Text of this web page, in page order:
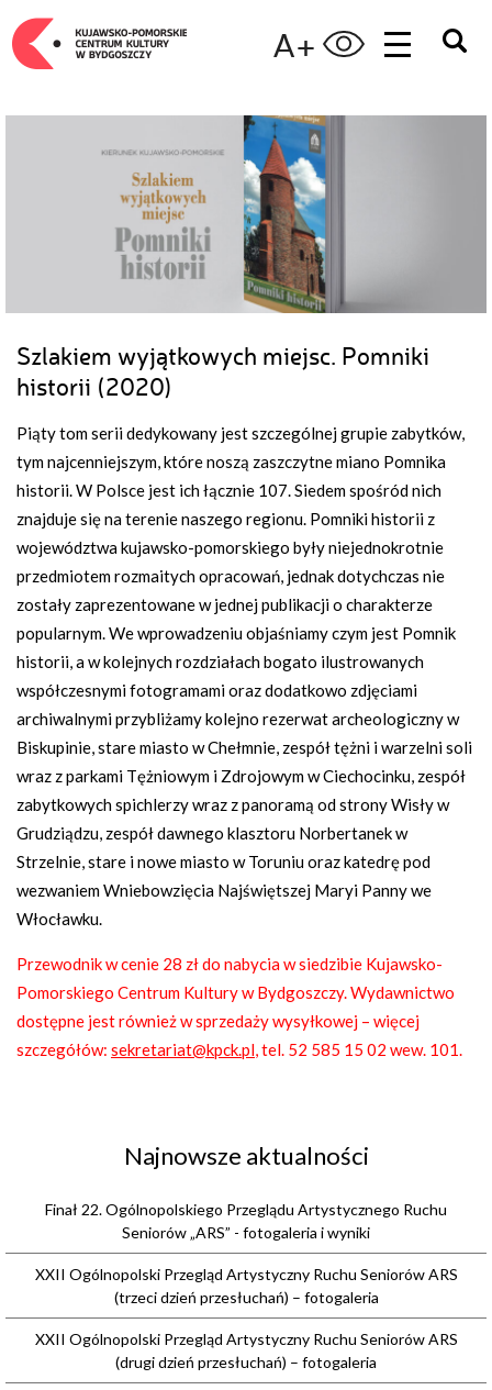
A+
Szlakiem wyjątkowych miejsc. Pomniki
historii (2020)
Piąty tom serii dedykowany jest szczególnej grupie zabytków,
tym najcenniejszym, które noszą zaszczytne miano Pomnika
historii. W Polsce jest ich łącznie 107. Siedem spośród nich
znajduje się na terenie naszego regionu. Pomniki historii z
województwa kujawsko-pomorskiego były niejednokrotnie
przedmiotem rozmaitych opracowań, jednak dotychczas nie
zostały zaprezentowane w jednej publikacji o charakterze
popularnym. We wprowadzeniu objaśniamy czym jest Pomnik
historii, a w kolejnych rozdziałach bogato ilustrowanych
współczesnymi fotogramami oraz dodatkowo zdjęciami
archiwalnymi przybliżamy kolejno rezerwat archeologiczny w
Biskupinie, stare miasto w Chełmnie, zespół tężni i warzelni soli
wraz z parkami Tężniowym i Zdrojowym w Ciechocinku, zespół
zabytkowych spichlerzy wraz z panoramą od strony Wisły w
Grudziądzu, zespół dawnego klasztoru Norbertanek w
Strzelnie, stare i nowe miasto w Toruniu oraz katedrę pod
wezwaniem Wniebowzięcia Najświętszej Maryi Panny we
Włocławku.
Przewodnik w cenie 28 zł do nabycia w siedzibie Kujawsko-
Pomorskiego Centrum Kultury w Bydgoszczy. Wydawnictwo
dostępne jest również w sprzedaży wysyłkowej – więcej
szczegółów: sekretariat@kpck.pl, tel. 52 585 15 02 wew. 101.
Najnowsze aktualności
Finał 22. Ogólnopolskiego Przeglądu Artystycznego Ruchu
Seniorów „ARS” - fotogaleria i wyniki
XXII Ogólnopolski Przegląd Artystyczny Ruchu Seniorów ARS
(trzeci dzień przesłuchań) – fotogaleria
XXII Ogólnopolski Przegląd Artystyczny Ruchu Seniorów ARS
(drugi dzień przesłuchań) – fotogaleria